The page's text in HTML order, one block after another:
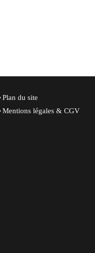
Plan du site
Mentions légales & CGV